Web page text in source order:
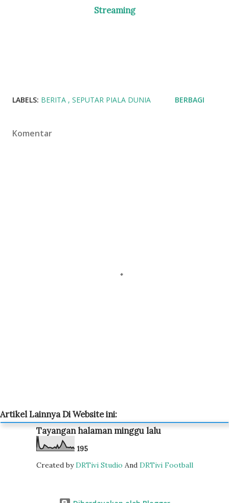
Streaming
LABELS: BERITA SEPUTAR PIALA DUNIA BERBAGI
Komentar
Artikel Lainnya Di Website ini:
Tayangan halaman minggu lalu
195
Created byDRTivi Studio And DRTivi Football